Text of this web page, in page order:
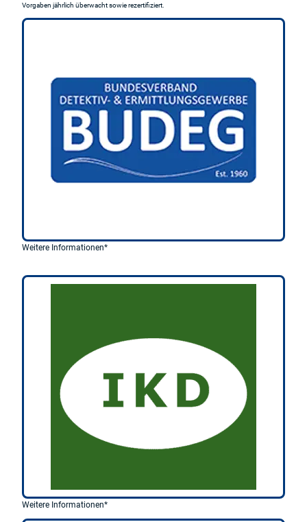
Vorgaben jährlich überwacht sowie rezertifiziert.
Weitere Informationen*
Weitere Informationen*